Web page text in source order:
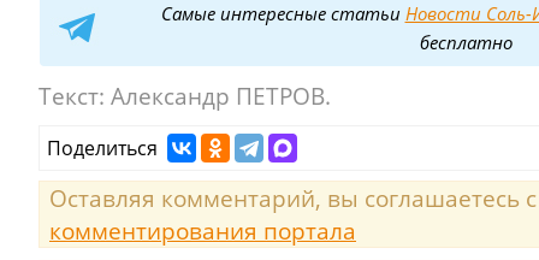
Самые интересные статьи Новости Соль-
бесплатно
Текст: Александр ПЕТРОВ.
Поделиться
Оставляя комментарий, вы соглашаетесь
комментирования портала